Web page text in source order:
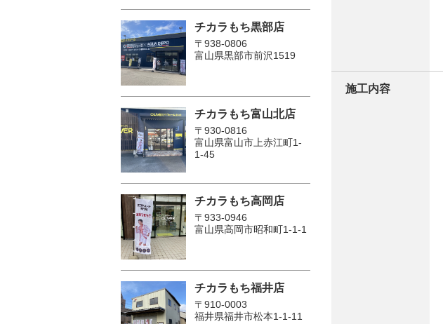
施工内容
チカラもち黒部店
〒938-0806
富山県黒部市前沢1519
チカラもち富山北店
〒930-0816
富山県富山市上赤江町1-
1-45
チカラもち高岡店
〒933-0946
富山県高岡市昭和町1-1-1
チカラもち福井店
〒910-0003
福井県福井市松本1‐1-11